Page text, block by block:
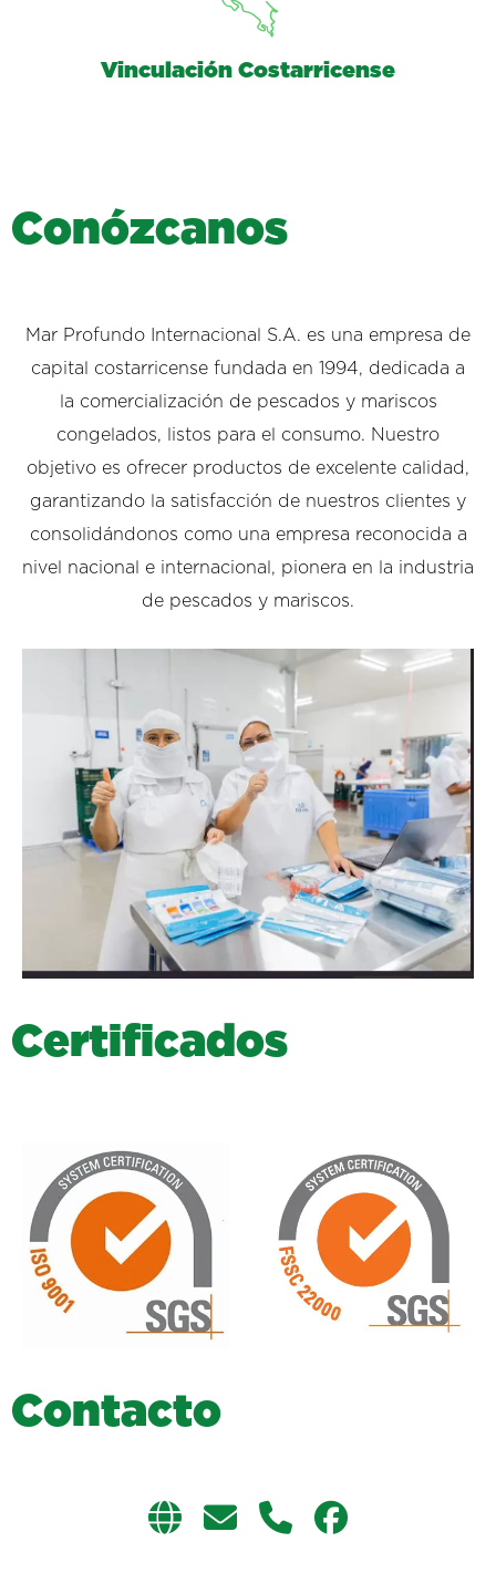
Vinculación Costarricense
Conózcanos
Mar Profundo Internacional S.A. es una empresa de
capital costarricense fundada en 1994, dedicada a
la comercialización de pescados y mariscos
congelados, listos para el consumo. Nuestro
objetivo es ofrecer productos de excelente calidad,
garantizando la satisfacción de nuestros clientes y
consolidándonos como una empresa reconocida a
nivel nacional e internacional, pionera en la industria
de pescados y mariscos.
Certificad os
Contacto